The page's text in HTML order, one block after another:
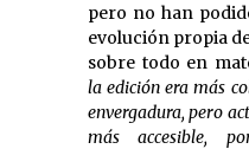
pero no han
evolución propia
sobre todo en
la edición era más
envergadura, pero
más accesible,